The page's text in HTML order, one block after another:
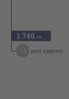
1.740 ,-Ft
pont kapható